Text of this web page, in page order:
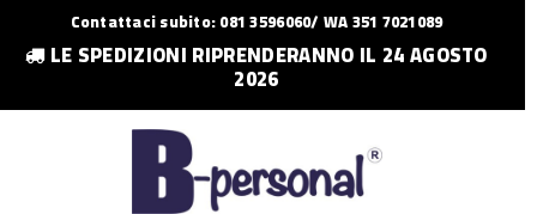
Contattaci subito: 081 3596060/ WA 351 7021089
LE SPEDIZIONI RIPRENDERANNO IL 24 AGOSTO
2026